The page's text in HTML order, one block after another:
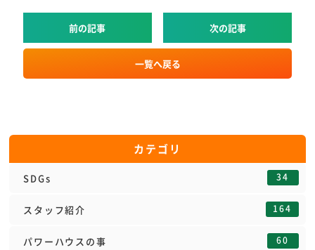
前の記事 次の記事
一覧へ戻る
カテゴリ
SDGs 34
スタッフ紹介 164
パワーハウスの事 60